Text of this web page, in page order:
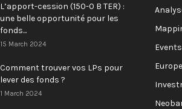
L’apport-cession (150-0 B TER) :
une belle opportunité pour les
fonds...
15 March 2024
Comment trouver vos LPs pour
lever des fonds ?
1 March 2024
Events
Europe